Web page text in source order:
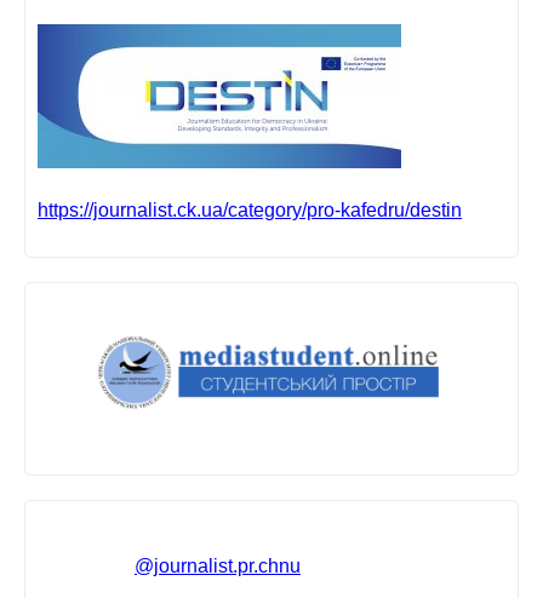
https://journalist.ck.ua/category/pro-kafedru/destin
@journalist.pr.chnu